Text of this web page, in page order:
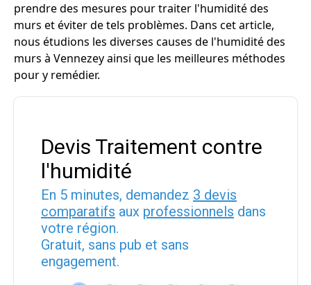
prendre des mesures pour traiter l'humidité des
murs et éviter de tels problèmes. Dans cet article,
nous étudions les diverses causes de l'humidité des
murs à Vennezey ainsi que les meilleures méthodes
pour y remédier.
Devis Traitement contre
l'humidité
En 5 minutes, demandez 3 devis
comparatifs aux professionnels dans
votre région.
Gratuit, sans pub et sans
engagement.